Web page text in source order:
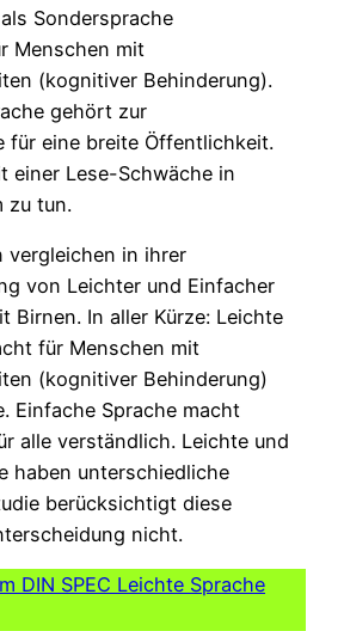
Sondersprache
Menschen mit
(kognitiver Behinderung).
gehört zur
für eine breite Öffentlichkeit.
einer Lese-Schwäche in
zu tun.
vergleichen in ihrer
von Leichter und Einfacher
Birnen. In aller Kürze: Leichte
für Menschen mit
(kognitiver Behinderung)
Einfache Sprache macht
alle verständlich. Leichte und
haben unterschiedliche
berücksichtigt diese
nicht.
DIN SPEC Leichte Sprache